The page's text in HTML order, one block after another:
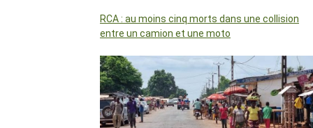
RCA : au moins cinq morts dans une collision
entre un camion et une moto